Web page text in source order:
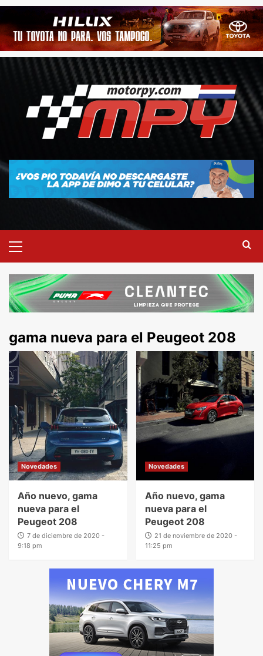
gama nueva para el Peugeot 208
Novedades
Año nuevo, gama
nueva para el
Peugeot 208
7 de diciembre de 2020 -
9:18 pm
Novedades
Año nuevo, gama
nueva para el
Peugeot 208
21 de noviembre de 2020 -
11:25 pm